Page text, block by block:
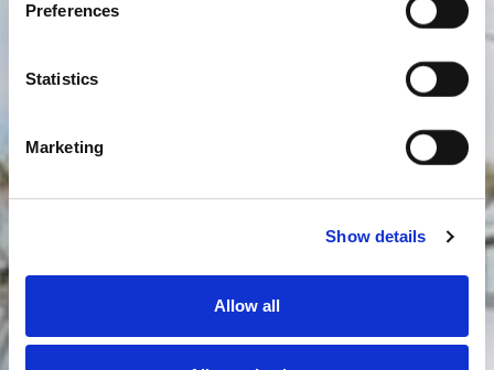
Preferences
Statistics
Marketing
Show details
Allow all